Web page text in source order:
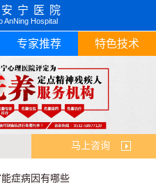
宁医院
AnNing Hospital
专家推荐 特色技术
马上咨询
症病因有哪些